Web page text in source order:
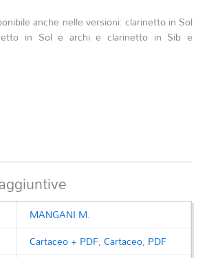
anche nelle versioni: clarinetto in Sol
in Sol e archi e clarinetto in Sib e
MANGANI M.
Cartaceo + PDF,Cartaceo, PDF